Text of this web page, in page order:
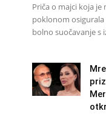
Priča o majci koja
poklonom
bolno suočavanje s